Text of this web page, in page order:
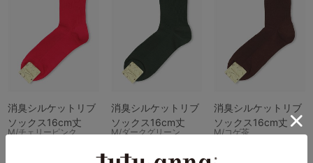
消臭シルケットリブ
ソックス16cm丈
M/チェリーピンク
消臭シルケットリブ
ソックス16cm丈
M/ダークグリーン
消臭シルケットリブ
ソックス16cm丈
M/コゲ茶